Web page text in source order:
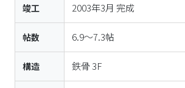
竣工 2003年3月 完成
帖数 6.9〜7.3帖
構造 鉄骨3F